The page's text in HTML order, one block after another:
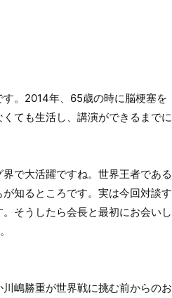
。2014年、65歳の時に脳梗塞を
ても生活し、講演ができるまでに
で大活躍ですね。世界王者である
知るところです。実は今回対談す
そうしたら会長と最初にお会いし
嶋勝重が世界戦に挑む前からのお